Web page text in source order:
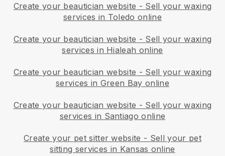
Create your beautician website - Sell your waxing
services in Toledo online
Create your beautician website - Sell your waxing
services in Hialeah online
Create your beautician website - Sell your waxing
services in Green Bay online
Create your beautician website - Sell your waxing
services in Santiago online
Create your pet sitter website - Sell your pet
sitting services in Kansas online